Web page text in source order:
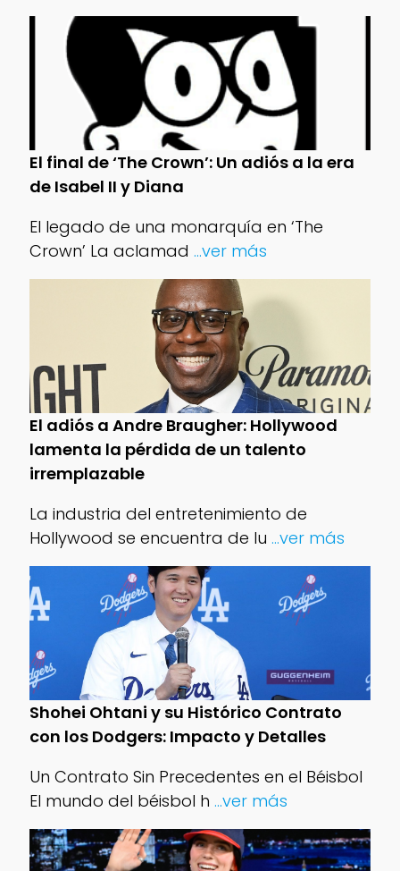
El final de ‘The Crown’: Un adiós a la era
de Isabel II y Diana
El legado de una monarquía en ‘The
Crown’ La aclamad ...ver más
El adiós a Andre Braugher: Hollywood
lamenta la pérdida de un talento
irremplazable
La industria del entretenimiento de
Hollywood se encuentra de lu ...ver más
Shohei Ohtani y su Histórico Contrato
con los Dodgers: Impacto y Detalles
Un Contrato Sin Precedentes en el Béisbol
El mundo del béisbol h ...ver más